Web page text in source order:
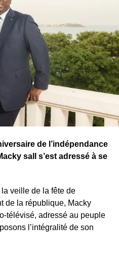
de l’indépendance
sall s’est adressé à se
veille de la fête de
de la république, Macky
télévisé, adressé au peuple
l’intégralité de son